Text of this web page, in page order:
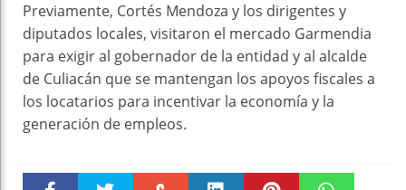
Previamente, Cortés Mendoza y los dirigentes y
diputados locales, visitaron el mercado Garmendia
para exigir al gobernador de la entidad y al alcalde
de Culiacán que se mantengan los apoyos fiscales a
los locatarios para incentivar la economía y la
generación de empleos.